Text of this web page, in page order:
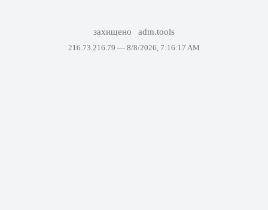
захищено adm.tools
216.73.216.79 — 8/8/2026, 7:16:17 AM